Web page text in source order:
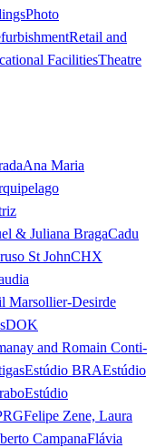
Photo
Retail and
FacilitiesTheatre
Ana Maria
& Juliana BragaCadu
St JohnCHX
Marsollier-Desirde
DOK
and Romain Conti-
Estúdio BRAEstúdio
Estúdio
Felipe Zene, Laura
CampanaFlávia